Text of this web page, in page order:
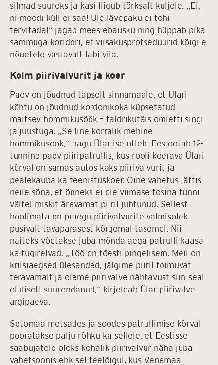
silmad suureks ja käsi liigub tõrksalt küljele. „Ei,
niimoodi küll ei saa! Üle lävepaku ei tohi
tervitada!“ jagab mees ebausku ning hüppab pika
sammuga koridori, et viisakusprotseduurid kõigile
nõuetele vastavalt läbi viia.
Kolm piirivalvurit ja koer
Päev on jõudnud täpselt sinnamaale, et Ülari
kõhtu on jõudnud kordonikoka küpsetatud
maitsev hommikusöök – taldrikutäis omletti singi
ja juustuga. „Selline korralik mehine
hommikusöök,“ nagu Ülar ise ütleb. Ees ootab 12-
tunnine päev piiripatrullis, kus rooli keerava Ülari
kõrval on samas autos kaks piirivalvurit ja
pealekauba ka teenistuskoer. Öine vahetus jättis
neile sõna, et õnneks ei ole viimase tosina tunni
vältel miskit ärevamat piiril juhtunud. Sellest
hoolimata on praegu piirivalvurite valmisolek
püsivalt tavapärasest kõrgemal tasemel. Nii
näiteks võetakse juba mõnda aega patrulli kaasa
ka tugirelvad. „Töö on tõesti pingelisem. Meil on
kriisiaegsed ülesanded, jälgime piiril toimuvat
teravamalt ja oleme piirivalve nähtavust siin-seal
oluliselt suurendanud,“ kirjeldab Ülar piirivalve
argipäeva.
Setomaa metsades ja soodes patrullimise kõrval
pööratakse palju rõhku ka sellele, et Eestisse
saabujatele oleks kohalik piirivalvur näha juba
vahetsoonis ehk sel teelõigul, kus Venemaa